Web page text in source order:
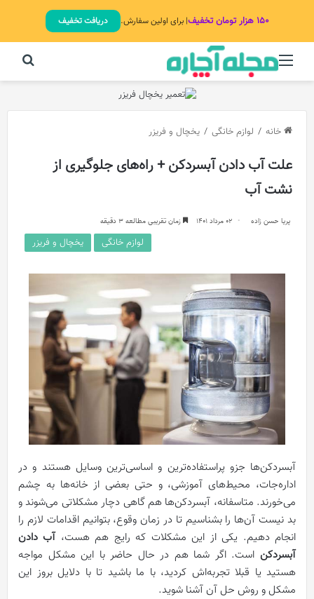
۱۵۰ هزار تومان تخفیف | برای اولین سفارش. دریافت تخفیف
منو
خانه / لوازم خانگی / یخچال و فریزر
علت آب دادن آبسردکن + راه‌های جلوگیری از
نشت آب
پریا حسن زاده 02 مرداد 1401 زمان تقریبی مطالعه 3 دقیقه
لوازم خانگی یخچال و فریزر
آبسردکن‌ها جزو پراستفاده‌ترین و اساسی‌ترین وسایل هستند و در
اداره‌جات، محیط‌های آموزشی، و حتی بعضی از خانه‌ها به چشم
می‌خورند. متاسفانه، آبسردکن‌ها هم گاهی دچار مشکلاتی می‌شوند و
بد نیست آن‌ها را بشناسیم تا در زمان وقوع، بتوانیم اقدامات لازم را
انجام دهیم. یکی از این مشکلات که رایج هم هست،آب دادن
آبسردکن است. اگر شما هم در حال حاضر با این مشکل مواجه
هستید یا قبلا تجربه‌اش کردید، با ما باشید تا با دلایل بروز این
مشکل و روش حل آن آشنا شوید.